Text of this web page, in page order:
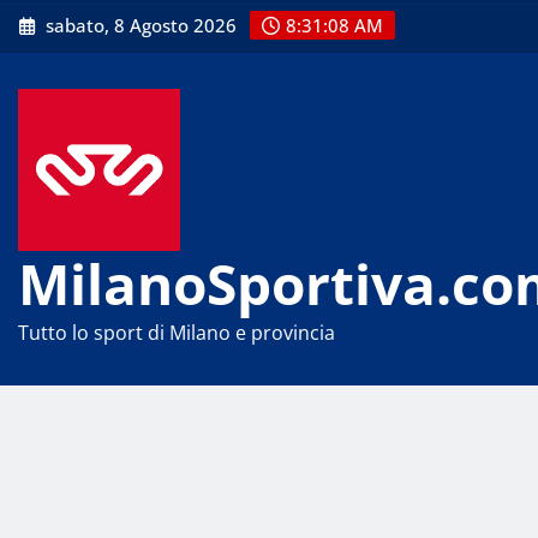
Skip
to
sabato, 8 Agosto 2026 8:31:09 AM
Tutto lo sport di Milano e provincia